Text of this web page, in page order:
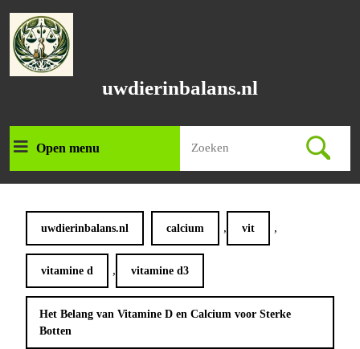
naar
inhoud
uwdierinbalans.nl
Open menuOpen
menu
naar:
uwdierinbalans.nl calcium , vit ,
vitamine d , vitamine d3
Het Belang van Vitamine D en Calcium voor Sterke
Botten